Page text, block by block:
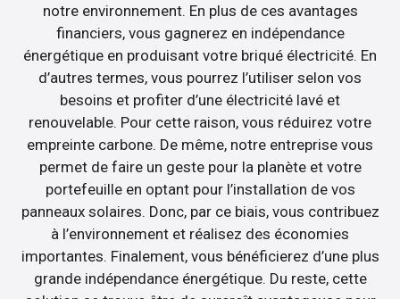
notre environnement. En plus de ces avantages
financiers, vous gagnerez en indépendance
énergétique en produisant votre briqué électricité. En
d’autres termes, vous pourrez l’utiliser selon vos
besoins et profiter d’une électricité lavé et
renouvelable. Pour cette raison, vous réduirez votre
empreinte carbone. De même, notre entreprise vous
permet de faire un geste pour la planète et votre
portefeuille en optant pour l’installation de vos
panneaux solaires. Donc, par ce biais, vous contribuez
à l’environnement et réalisez des économies
importantes. Finalement, vous bénéficierez d’une plus
grande indépendance énergétique. Du reste, cette